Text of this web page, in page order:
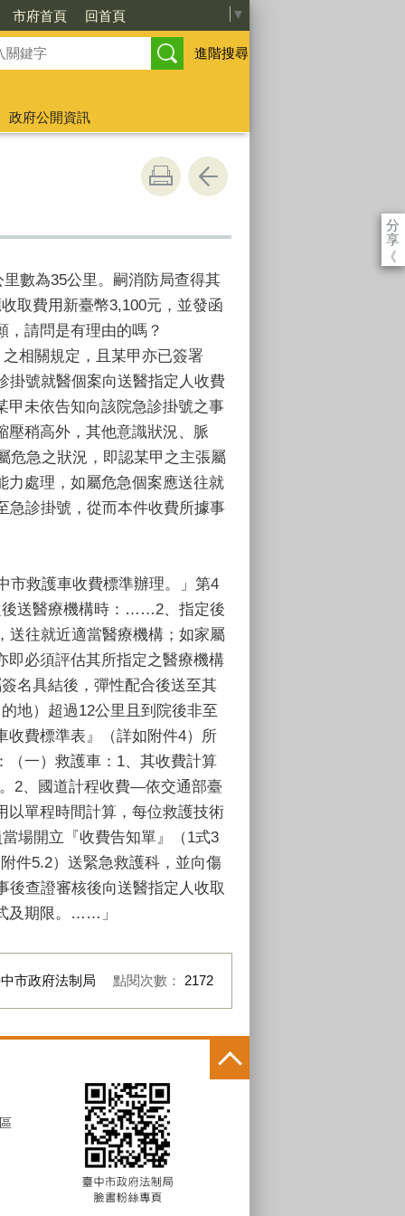
市府首頁 回首頁 ▼
進階搜尋
政府公開資訊
分
享
《
數為35公里。嗣消防局查得其
取費用新臺幣3,100元，並發函
請問是有理由的嗎？
相關規定，且某甲亦已簽署
掛號就醫個案向送醫指定人收費
甲未依告知向該院急診掛號之事
壓稍高外，其他意識狀況、脈
危急之狀況，即認某甲之主張屬
力處理，如屬危急個案應送往就
急診掛號，從而本件收費所據事
市救護車收費標準辦理。」第4
送醫療機構時：……2、指定後
送往就近適當醫療機構；如家屬
即必須評估其所指定之醫療機構
名具結後，彈性配合後送至其
地）超過12公里且到院後非至
收費標準表』（詳如附件4）所
（一）救護車：1、其收費計算
2、國道計程收費—依交通部臺
以單程時間計算，每位救護技術
場開立『收費告知單』（1式3
件5.2）送緊急救護科，並向傷
後查證審核後向送醫指定人收取
及期限。……」
市政府法制局 點閱次數： 2172